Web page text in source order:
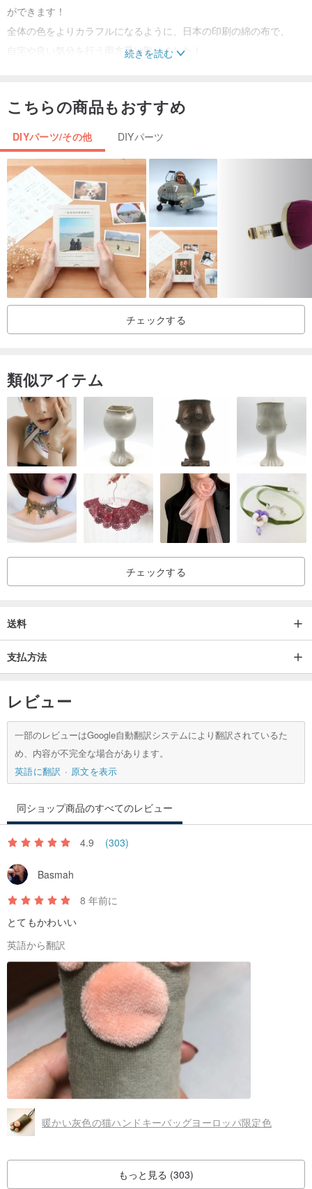
ができます！
全体の色をよりカラフルになるように、日本の印刷の綿の布で、
自宅や良い気分を行う両方受け取りました！
素材：綿100％（刺繍模様）と綿
オリジン/製造方法
台湾手作りで作られました
続きを読む
こちらの商品もおすすめ
DIYパーツ/その他 DIYパーツ
チェックする
類似アイテム
チェックする
送料
支払方法
レビュー
一部のレビューはGoogle自動翻訳システムにより翻訳されているた
め、内容が不完全な場合があります。
英語に翻訳
原文を表示
同ショップ商品のすべてのレビュー
4.9 (303)
Basmah
8 年前に
とてもかわいい
英語から翻訳
暖かい灰色の猫ハンドキーバッグヨーロッパ限定色
もっと見る (303)